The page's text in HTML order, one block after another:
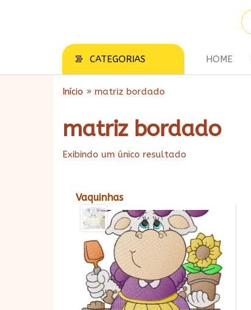
da Ju
para
BordadosCATEGORIAS HOME
Início » matriz bordado
matriz bordado
Exibindo um único resultado
Vaquinhas